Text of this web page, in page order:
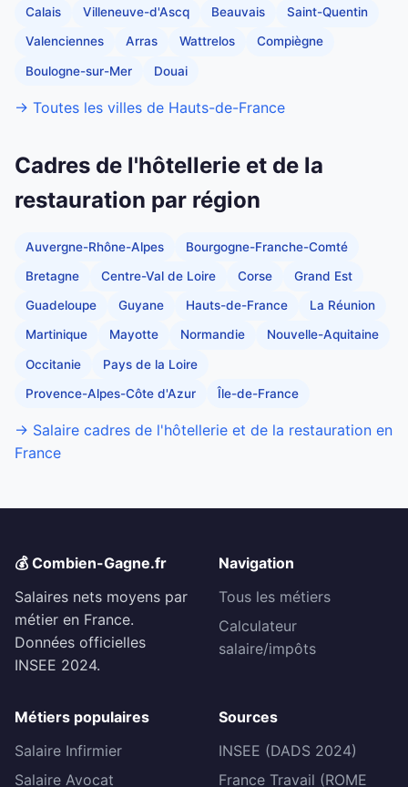
Calais Villeneuve-d'Ascq Beauvais Saint-Quentin
Valenciennes Arras Wattrelos Compiègne
Boulogne-sur-Mer Douai
→ Toutes les villes de Hauts-de-France
Cadres de l'hôtellerie et de la
restauration par région
Auvergne-Rhône-Alpes Bourgogne-Franche-Comté
Bretagne Centre-Val de Loire Corse Grand Est
Guadeloupe Guyane Hauts-de-France La Réunion
Martinique Mayotte Normandie Nouvelle-Aquitaine
Occitanie Pays de la Loire
Provence-Alpes-Côte d'Azur Île-de-France
→ Salaire cadres de l'hôtellerie et de la restauration en
France
💰 Combien-Gagne.fr
Salaires nets moyens par
métier en France.
Données officielles
INSEE 2024.
Navigation
Tous les métiers
Calculateur
salaire/impôts
Métiers populaires
Salaire Infirmier
Salaire Avocat
Sources
INSEE (DADS 2024)
France Travail (ROME